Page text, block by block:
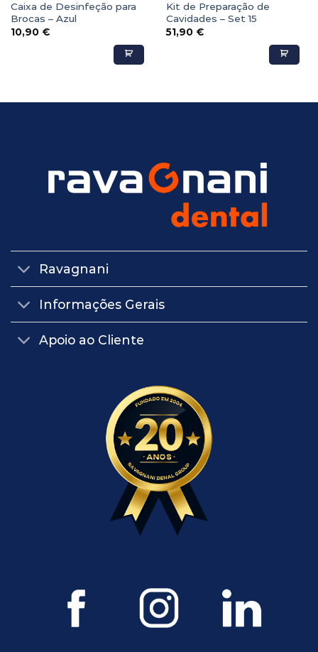
Caixa de Desinfeção para
Brocas – Azul
10,90 €
Kit de Preparação de
Cavidades – Set 15
51,90 €
Ravagnani
Informações Gerais
Apoio ao Cliente